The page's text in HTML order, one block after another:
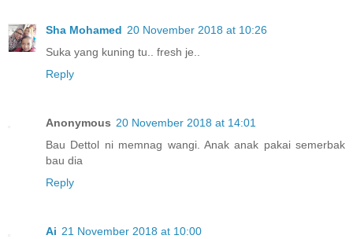
Sha Mohamed 20 November 2018 at 10:26
Suka yang kuning tu.. fresh je..
Reply
Anonymous 20 November 2018 at 14:01
Bau Dettol ni memnag wangi. Anak anak pakai semerbak
bau dia
Reply
Ai 21 November 2018 at 10:00